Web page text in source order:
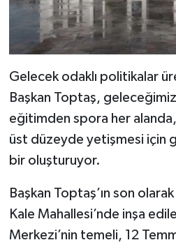
Gelecek odaklı politikalar
Başkan Toptaş,
eğitimden spora her
üst düzeyde yetişmesi için
bir oluşturuyor.
Başkan Toptaş’ın son
Kale Mahallesi’nde inşa
Merkezi’nin temeli, 12